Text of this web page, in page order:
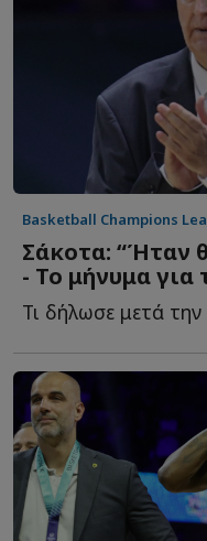
Basketball Champions
Σάκοτα: “Ήταν
- Το μήνυμα για
Τι δήλωσε μετά